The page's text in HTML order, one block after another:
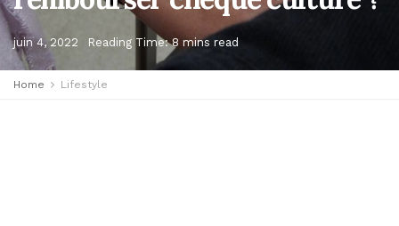
juin 4, 2022 Reading Time: 8 mins read
Home Lifestyle